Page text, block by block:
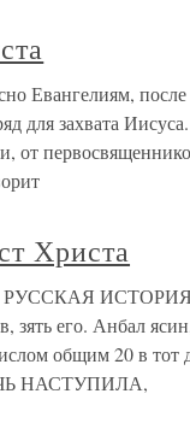
Евангелиям,
для захвата
от
Христа
РУССКАЯ
зять его. Анбал
общим 20 в тот
НАСТУПИЛА,